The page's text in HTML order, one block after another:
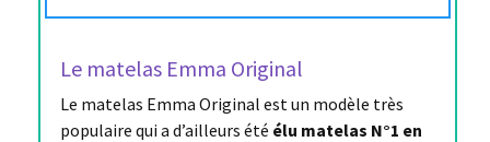
Le matelas Emma Original
Le matelas Emma Original est un modèle très
populaire qui a d’ailleurs été élu matelas N°1 en